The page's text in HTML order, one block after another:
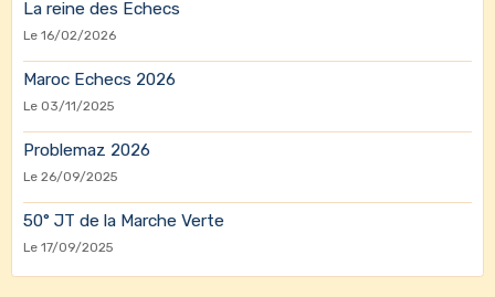
La reine des Echecs
Le 16/02/2026
Maroc Echecs 2026
Le 03/11/2025
Problemaz 2026
Le 26/09/2025
50° JT de la Marche Verte
Le 17/09/2025